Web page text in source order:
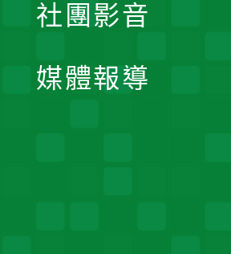
社團影音
媒體報導